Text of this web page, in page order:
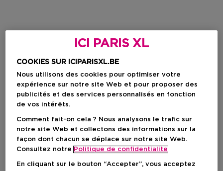
ICI PARIS XL
COOKIES SUR ICIPARISXL.BE
Nous utilisons des cookies pour optimiser votre
expérience sur notre site Web et pour proposer des
publicités et des services personnalisés en fonction
de vos intérêts.
Comment fait-on cela ? Nous analysons le trafic sur
notre site Web et collectons des informations sur la
façon dont chacun se déplace sur notre site Web.
Consultez notre Politique de confidentialite
En cliquant sur le bouton “Accepter”, vous acceptez